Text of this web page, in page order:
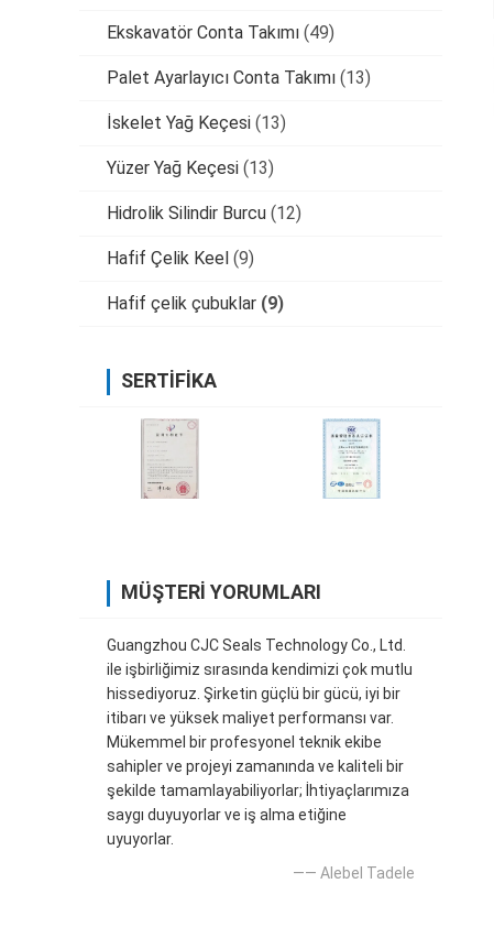
Ekskavatör Conta Takımı (49)
Palet Ayarlayıcı Conta Takımı (13)
İskelet Yağ Keçesi (13)
Yüzer Yağ Keçesi (13)
Hidrolik Silindir Burcu (12)
Hafif Çelik Keel (9)
Hafif çelik çubuklar (9)
SERTIFIKA
MÜŞTERI YORUMLARI
Guangzhou CJC Seals Technology Co., Ltd.
ile işbirliğimiz sırasında kendimizi çok mutlu
hissediyoruz. Şirketin güçlü bir gücü, iyi bir
itibarı ve yüksek maliyet performansı var.
Mükemmel bir profesyonel teknik ekibe
sahipler ve projeyi zamanında ve kaliteli bir
şekilde tamamlayabiliyorlar; İhtiyaçlarımıza
saygı duyuyorlar ve iş alma etiğine
uyuyorlar.
—— Alebel Tadele